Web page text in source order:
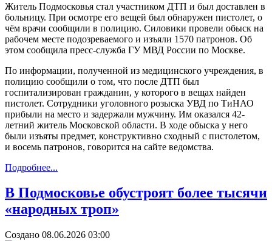
Житель Подмосковья стал участником ДТП и был доставлен в
больницу. При осмотре его вещей был обнаружен пистолет, о
чём врачи сообщили в полицию. Силовики провели обыск на
рабочем месте подозреваемого и изъяли 1570 патронов. Об
этом сообщила пресс-служба ГУ МВД России по Москве.
По информации, полученной из медицинского учреждения, в
полицию сообщили о том, что после ДТП был
госпитализирован гражданин, у которого в вещах найден
пистолет. Сотрудники уголовного розыска УВД по ТиНАО
прибыли на место и задержали мужчину. Им оказался 42-
летний житель Московской области. В ходе обыска у него
были изъяты предмет, конструктивно сходный с пистолетом,
и восемь патронов, говорится на сайте ведомства.
Подробнее...
В Подмосковье обустроят более тысячи
«народных троп»
Создано 08.06.2026 03:00